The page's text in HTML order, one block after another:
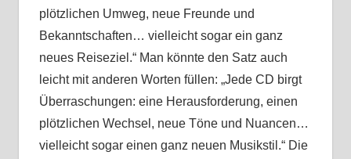
plötzlichen Umweg, neue Freunde und
Bekanntschaften… vielleicht sogar ein ganz
neues Reiseziel.“ Man könnte den Satz auch
leicht mit anderen Worten füllen: „Jede CD birgt
Überraschungen: eine Herausforderung, einen
plötzlichen Wechsel, neue Töne und Nuancen…
vielleicht sogar einen ganz neuen Musikstil.“ Die